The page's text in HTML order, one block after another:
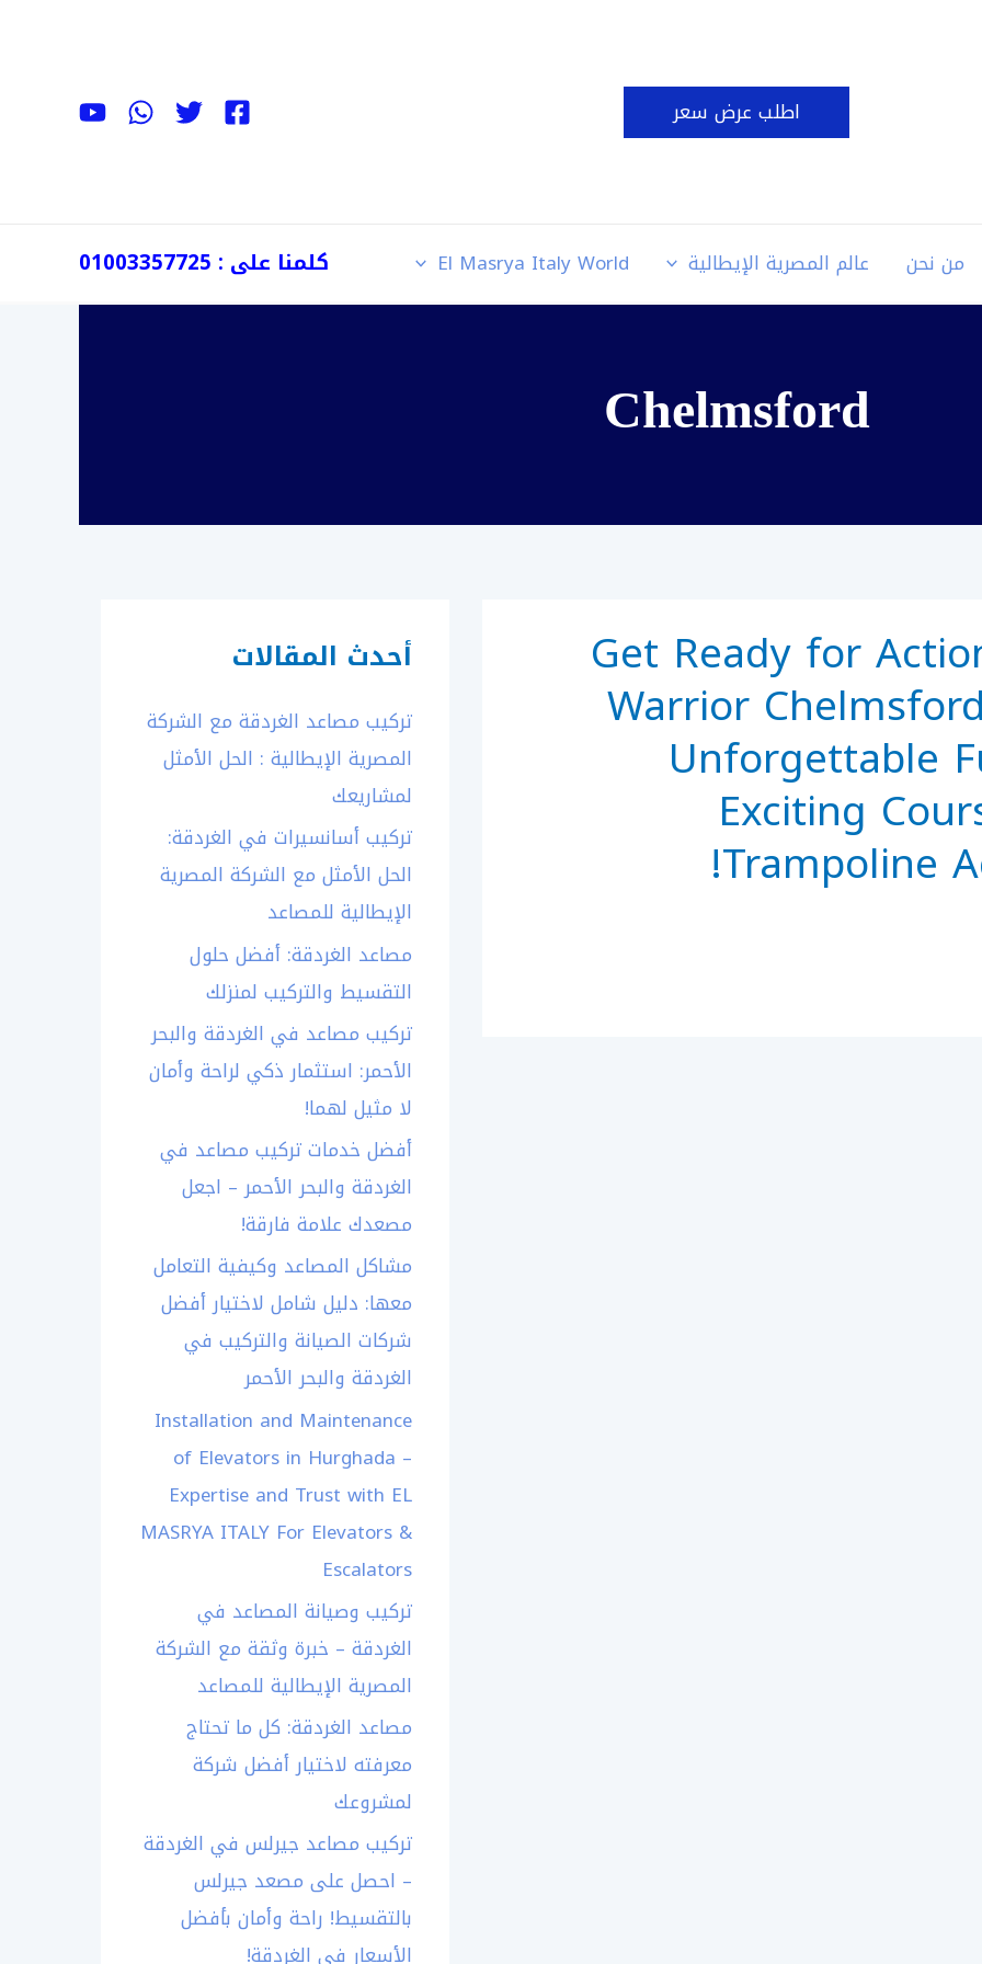
اطلب عرض سعر
من نحن عالم المصرية الإيطالية El Masrya Italy World كلمنا على : 01003357725
Chelmsford
Get Ready for
Warrior
Unforgettable
Exciting
Trampoline
أحدث المقالات
تركيب مصاعد الغردقة مع الشركة
المصرية الإيطالية : الحل الأمثل
لمشاريعك
تركيب أسانسيرات في الغردقة:
الحل الأمثل مع الشركة المصرية
الإيطالية للمصاعد
مصاعد الغردقة: أفضل حلول
التقسيط والتركيب لمنزلك
تركيب مصاعد في الغردقة والبحر
الأحمر: استثمار ذكي لراحة وأمان
لا مثيل لهما!
أفضل خدمات تركيب مصاعد في
الغردقة والبحر الأحمر – اجعل
مصعدك علامة فارقة!
مشاكل المصاعد وكيفية التعامل
معها: دليل شامل لاختيار أفضل
شركات الصيانة والتركيب في
الغردقة والبحر الأحمر
Installation and Maintenance
of Elevators in Hurghada –
Expertise and Trust with EL
MASRYA ITALY For Elevators &
Escalators
تركيب وصيانة المصاعد في
الغردقة – خبرة وثقة مع الشركة
المصرية الإيطالية للمصاعد
مصاعد الغردقة: كل ما تحتاج
معرفته لاختيار أفضل شركة
لمشروعك
تركيب مصاعد جيرلس في الغردقة
– احصل على مصعد جيرلس
بالتقسيط! راحة وأمان بأفضل
الأسعار في الغردقة!